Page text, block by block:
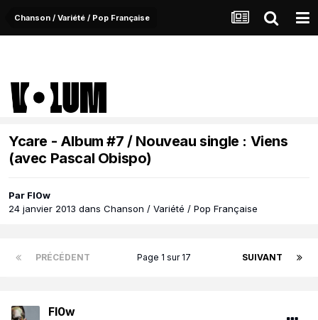
Chanson / Variété / Pop Française
Ycare - Album #7 / Nouveau single : Viens
(avec Pascal Obispo)
Par Fl0w
24 janvier 2013 dans Chanson / Variété / Pop Française
PRÉCÉDENT SUIVANT
Page 1 sur 17
Fl0w